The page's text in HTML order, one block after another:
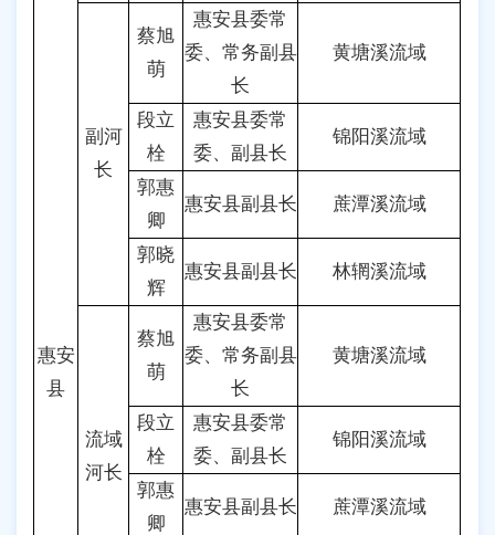
惠安
县
副河
长
蔡旭
萌
惠安县委常
委、常务副县
长
黄塘溪流域
段立
栓
惠安县委常
委、副县长
锦阳溪流域
郭惠
卿
惠安县副县长 蔗潭溪流域
郭晓
辉
惠安县副县长 林辋溪流域
流域
河长
蔡旭
萌
惠安县委常
委、常务副县
长
黄塘溪流域
段立
栓
惠安县委常
委、副县长
锦阳溪流域
郭惠
卿
惠安县副县长 蔗潭溪流域